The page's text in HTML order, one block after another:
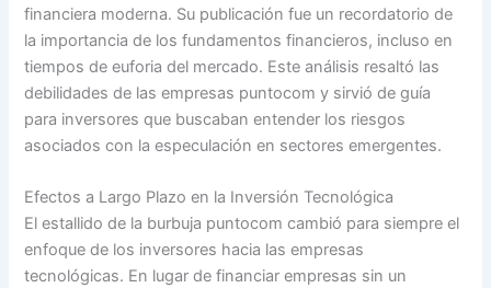
financiera moderna. Su publicación fue un recordatorio de
la importancia de los fundamentos financieros, incluso en
tiempos de euforia del mercado. Este análisis resaltó las
debilidades de las empresas puntocom y sirvió de guía
para inversores que buscaban entender los riesgos
asociados con la especulación en sectores emergentes.
Efectos a Largo Plazo en la Inversión Tecnológica
El estallido de la burbuja puntocom cambió para siempre el
enfoque de los inversores hacia las empresas
tecnológicas. En lugar de financiar empresas sin un